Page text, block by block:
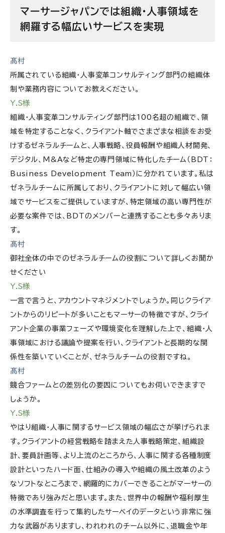
マーサージャパンでは組織・人事領域を
網羅する幅広いサービスを実現
髙村
所属されている組織・人事変革コンサルティング部門の組織体
制や業務内容についてお教えください。
Y.S様
組織・人事変革コンサルティング部門は100名超の組織で、領
域を特定することなく、クライアント軸でさまざまな相談をお受
けするゼネラルチームと、人事戦略、役員報酬や組織人材開発、
デジタル、M&Aなど特定の専門領域に特化したチーム（BDT：
Business Development Team）に分かれています。私は
ゼネラルチームに所属しており、クライアントに対して幅広い領
域でサービスをご提供していますが、特定領域の高い専門性が
必要な案件では、BDTのメンバーと連携することも多々ありま
す。
髙村
御社全体の中でのゼネラルチームの役割について詳しくお聞か
せください
Y.S様
一言で言うと、アカウントマネジメントでしょうか。同じクライア
ントからのリピートが多いこともマーサーの特徴ですが、クライ
アント企業の事業フェーズや環境変化を理解した上で、組織・人
事領域における議論や提案を行い、クライアントと長期的な関
係性を築いていくことが、ゼネラルチームの役割ですね。
髙村
競合ファームとの差別化の要因についてもお伺いできますで
しょうか。
Y.S様
やはり組織・人事に関するサービス領域の幅広さが挙げられま
す。クライアントの経営戦略を踏まえた人事戦略策定、組織設
計、要員計画等、より上流のところから、人事に関する各種制度
設計といったハード面、仕組みの導入や組織の風土改革のよう
なソフトなところまで、網羅的にカバーできることがマーサーの
特徴であり強みだと思います。また、世界中の報酬や福利厚生
の水準調査を行って集約したサーベイのデータという非常に強
力な武器がありますし、われわれのチーム以外に、退職金や年